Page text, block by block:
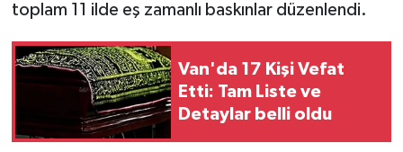
toplam 11 ilde eş zamanlı baskınlar düzenlendi.
Van'da 17 Kişi Vefat
Etti: Tam Liste ve
Detaylar belli oldu